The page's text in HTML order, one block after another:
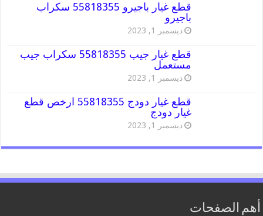
قطع غيار باجيرو 55818355 سكراب
باجيرو
ديسمبر 1, 2023
قطع غيار جيب 55818355 سكراب جيب
مستعمل
ديسمبر 1, 2023
قطع غيار دودج 55818355 ارخص قطع
غيار دودج
ديسمبر 1, 2023
أهم الصفحات